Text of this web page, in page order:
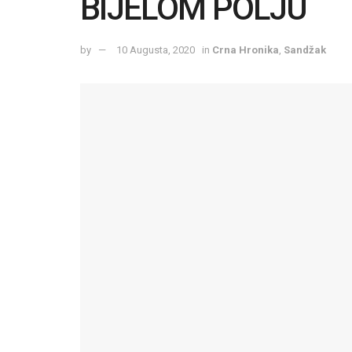
BIJELOM POLJU
by 10 Augusta, 2020 in Crna Hronika Sandžak